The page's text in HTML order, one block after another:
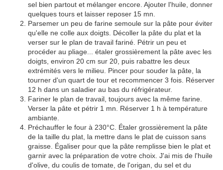
sel bien partout et mélanger encore. Ajouter l'huile, donner
quelques tours et laisser reposer 15 mn.
Parsemer un peu de farine semoule sur la pâte pour éviter
qu'elle ne colle aux doigts. Décoller la pâte du plat et la
verser sur le plan de travail fariné. Pétrir un peu et
procéder au pliage... étaler grossièrement la pâte avec les
doigts, environ 20 cm sur 20, puis rabattre les deux
extrémités vers le milieu. Pincer pour souder la pâte, la
tourner d'un quart de tour et recommencer 3 fois. Réserver
12 h dans un saladier au bas du réfrigérateur.
Fariner le plan de travail, toujours avec la même farine.
Verser la pâte et pétrir 1 mn. Réserver 1 h à température
ambiante.
Préchauffer le four à 230°C. Étaler grossièrement la pâte
de la taille du plat, la mettre dans le plat de cuisson sans
graisse. Égaliser pour que la pâte remplisse bien le plat et
garnir avec la préparation de votre choix. J'ai mis de l'huile
d'olive, du coulis de tomate, de l'origan, du sel et du